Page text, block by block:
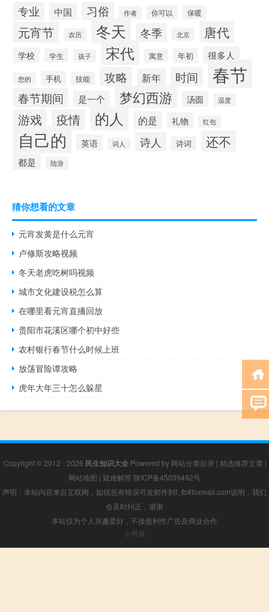
专业 中国 习俗 作者 你可以 保暖
元宵节 农历 冬天 冬季 北京 唐代
学校 学生 孩子 宋代 寓意 年初 很多人
您的 手机 技能 攻略 新年 时间 春节
春节期间 是一个 梦幻西游 汤圆 温度
游戏 疫情 的人 的是 礼物 红包
自己的 英语 词人 诗人 诗词 还不
都是 陆游
猜你想看的文章
元宵发黄是什么元宵
卢修斯攻略视频
冬天老虎吃树吗视频
城市文化建设税怎么算
在哪里看元宵直播回放
贵阳市花溪区哪个初中好些
农村银行春节什么时候上班
放荡冒险谭攻略
虎年大年三十怎么躲星
Copyright © 2012 - 2026 民生知识大全Powered by 网站分类目录 | 精选推荐文章 |
网站地图 | 疑难解答 陕ICP备45039492号
声明：本站内容来自互联网，如信息有错误可发邮件到f_fb#foxmail.com说明，我们
会及时纠正，谢谢
本站仅为个人兴趣爱好，不接盈利性广告及商业合作
小男孩